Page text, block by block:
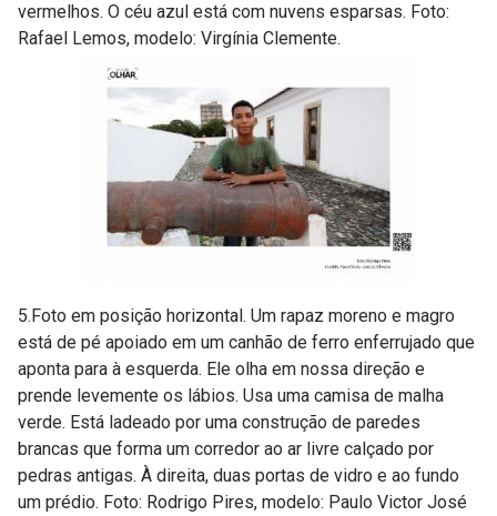
vermelhos. O céu azul está com nuvens esparsas. Foto:
Rafael Lemos, modelo: Virgínia Clemente.
5.Foto em posição horizontal. Um rapaz moreno e magro
está de pé apoiado em um canhão de ferro enferrujado que
aponta para à esquerda. Ele olha em nossa direção e
prende levemente os lábios. Usa uma camisa de malha
verde. Está ladeado por uma construção de paredes
brancas que forma um corredor ao ar livre calçado por
pedras antigas. À direita, duas portas de vidro e ao fundo
um prédio. Foto: Rodrigo Pires, modelo: Paulo Victor José